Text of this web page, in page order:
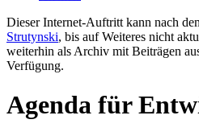
Dieser Internet-Auftritt kann nach
Strutynski, bis auf Weiteres nicht
weiterhin als Archiv mit Beiträgen
Verfügung.
Agenda für